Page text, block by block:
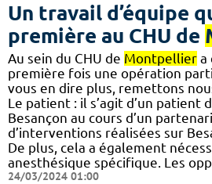
Un travail d’équipe
première au CHU de
Au sein du CHU de Montpellier a
première fois une opération
vous en dire plus, remettons
Le patient : il s’agit d’un patient
Besançon au cours d’un
d’interventions réalisées sur
De plus, cela a également
anesthésique spécifique. Les
24/03/2024 01:00